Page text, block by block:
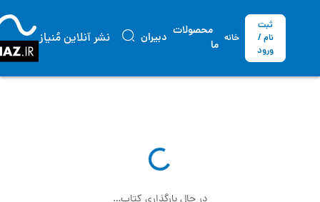
ثبت
نام /
ورود
خانه
محصولات
ما
دبیران نشر آنلاین مُنیاز